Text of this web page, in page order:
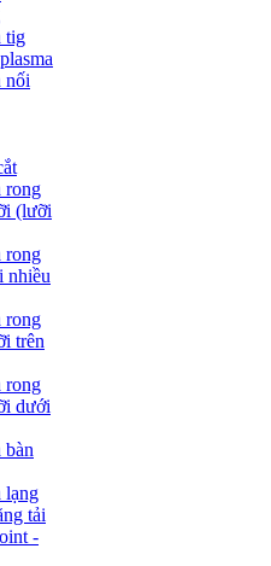
tig
nối
rong
(lưỡi
rong
nhiều
rong
trên
rong
dưới
bàn
lạng
tải
-